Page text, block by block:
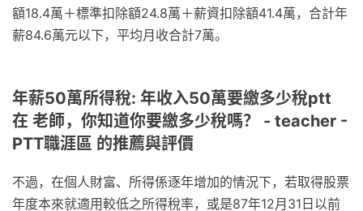
額18.4萬＋標準扣除額24.8萬＋薪資扣除額41.4萬，合計年
薪84.6萬元以下，平均月收合計7萬。
年薪50萬所得稅: 年收入50萬要繳多少稅ptt
在 老師，你知道你要繳多少稅嗎？ - teacher -
PTT職涯區 的推薦與評價
不過，在個人財富、所得係逐年增加的情況下，若取得股票
年度本來就適用較低之所得稅率，或是87年12月31日以前